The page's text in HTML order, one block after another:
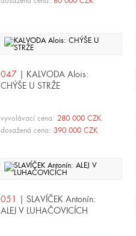
047 | KALVODA Alois:
CHÝŠE U STRŽE
vyvolávací cena: 280 000 CZK
dosažená cena: 390 000 CZK
051 | SLAVÍČEK Antonín:
ALEJ V LUHAČOVICÍCH